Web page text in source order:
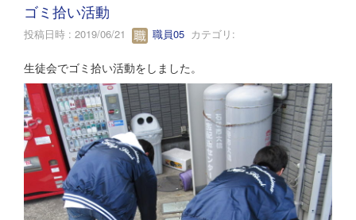
ゴミ拾い活動
投稿日時 : 2019/06/21 職員05 カテゴリ:
生徒会でゴミ拾い活動をしました。